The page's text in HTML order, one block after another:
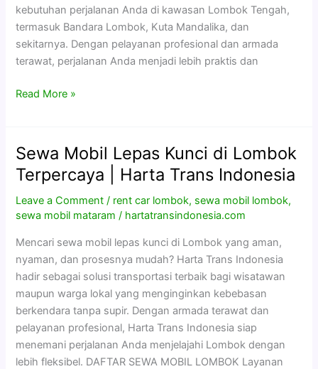
kebutuhan perjalanan Anda di kawasan Lombok Tengah,
termasuk Bandara Lombok, Kuta Mandalika, dan
sekitarnya. Dengan pelayanan profesional dan armada
terawat, perjalanan Anda menjadi lebih praktis dan
Read More »
Sewa Mobil Lepas Kunci di Lombok
Terpercaya | Harta Trans Indonesia
Leave a Comment / rent car lombok, sewa mobil lombok,
sewa mobil mataram / hartatransindonesia.com
Mencari sewa mobil lepas kunci di Lombok yang aman,
nyaman, dan prosesnya mudah? Harta Trans Indonesia
hadir sebagai solusi transportasi terbaik bagi wisatawan
maupun warga lokal yang menginginkan kebebasan
berkendara tanpa supir. Dengan armada terawat dan
pelayanan profesional, Harta Trans Indonesia siap
menemani perjalanan Anda menjelajahi Lombok dengan
lebih fleksibel. DAFTAR SEWA MOBIL LOMBOK Layanan
Sewa
Mobil
Lepas
Kunci
di
Lombok
Terpercaya
|
Trans
Indonesia